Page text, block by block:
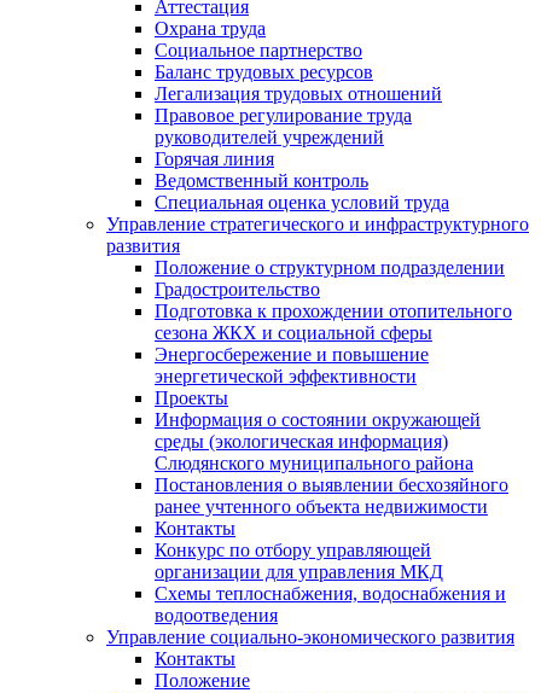
Аттестация
Охрана труда
Социальное партнерство
Баланс трудовых ресурсов
Легализация трудовых отношений
Правовое регулирование труда
руководителей учреждений
Горячая линия
Ведомственный контроль
Специальная оценка условий труда
Управление стратегического и инфраструктурного
развития
Положение о структурном подразделении
Градостроительство
Подготовка к прохождении отопительного
сезона ЖКХ и социальной сферы
Энергосбережение и повышение
энергетической эффективности
Проекты
Информация о состоянии окружающей
среды (экологическая информация)
Слюдянского муниципального района
Постановления о выявлении бесхозяйного
ранее учтенного объекта недвижимости
Контакты
Конкурс по отбору управляющей
организации для управления МКД
Схемы теплоснабжения, водоснабжения и
водоотведения
Управление социально-экономического развития
Контакты
Положение